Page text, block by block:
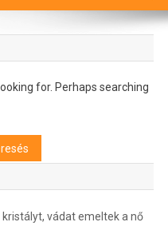
for. Perhaps searching
vádat emeltek a nő